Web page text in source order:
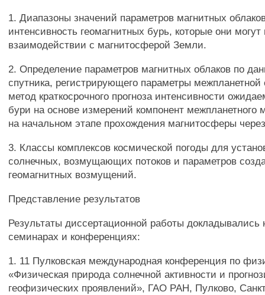
1. Диапазоны значений параметров магнитных
интенсивность геомагнитных бурь, которые они могут
взаимодействии с магнитосферой Земли.
2. Определение параметров магнитных облаков по
спутника, регистрирующего параметры
метод краткосрочного прогноза интенсивности
бури на основе измерений компонент межпланетного
на начальном этапе прохождения магнитосферы
3. Классы комплексов космической погоды для
солнечных, возмущающих потоков и параметров
геомагнитных возмущений.
Представление результатов
Результаты диссертационной работы
семинарах и конференциях:
1. 11 Пулковская международная конференция по
«Физическая природа солнечной активности и
геофизических проявлений», ГАО РАН, Пулково,